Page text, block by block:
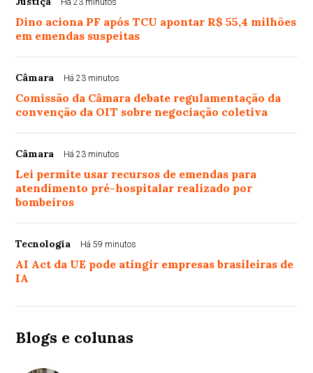
Dino aciona PF após TCU apontar R$ 55,4 milhões
em emendas suspeitas
Câmara Há 23 minutos
Comissão da Câmara debate regulamentação da
convenção da OIT sobre negociação coletiva
Câmara Há 23 minutos
Lei permite usar recursos de emendas para
atendimento pré-hospitalar realizado por
bombeiros
Tecnologia Há 59 minutos
AI Act da UE pode atingir empresas brasileiras de
IA
Blogs e colunas